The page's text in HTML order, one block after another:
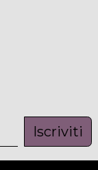
Iscriviti